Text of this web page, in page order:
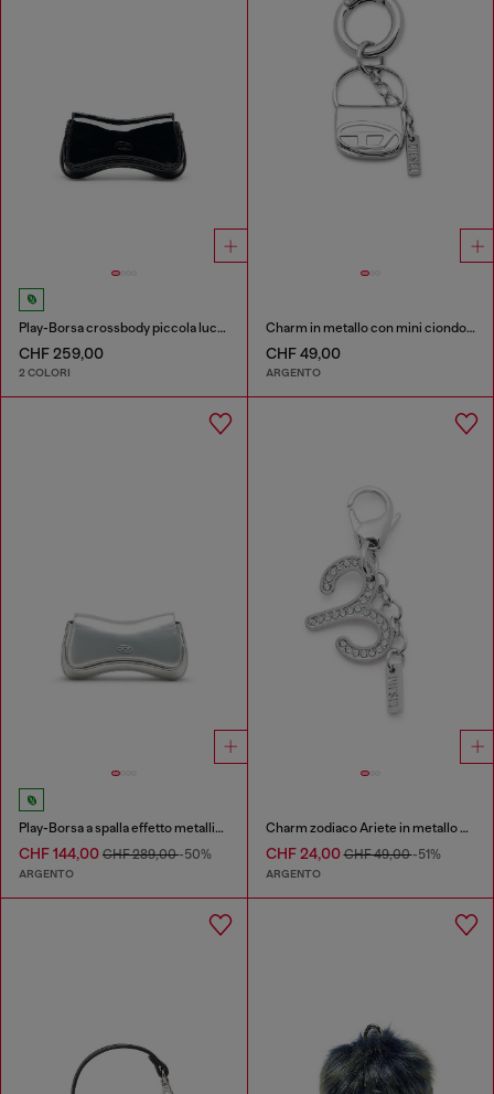
Play-Borsa crossbody piccola lucida
CHF 259,00
2 COLORI
Charm in metallo con mini ciondolo 1DR
CHF 49,00
ARGENTO
Play-Borsa a spalla effetto metallizzato
CHF 144,00 CHF 289,00-50%
ARGENTO
Charm zodiaco Ariete in metallo con strass
CHF 24,00CHF 49,00-51%
ARGENTO